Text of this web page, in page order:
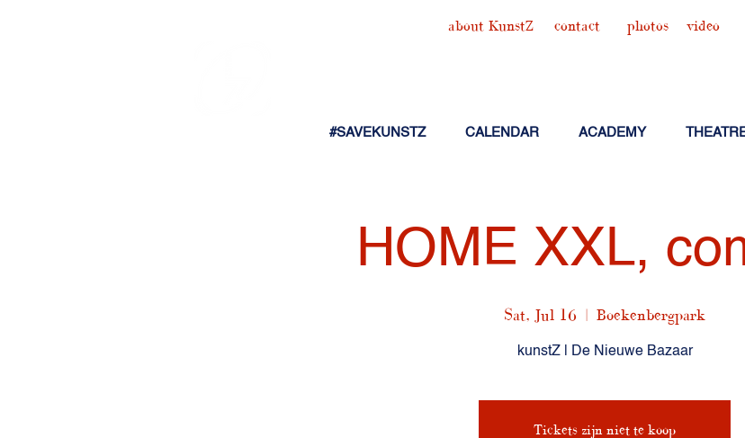
about KunstZ contact photos video
#SAVEKUNSTZ CALENDAR ACADEMY
HOME XXL,
Sat, Jul 16
  |
Boekenbergpark
kunstZ | De Nieuwe Bazaar
Tickets zijn niet te koop